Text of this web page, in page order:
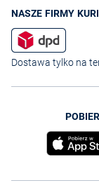
NASZE FIRMY
Dostawa tylko na